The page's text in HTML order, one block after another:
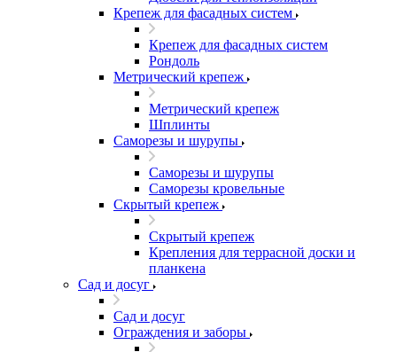
Крепеж для фасадных систем
Крепеж для фасадных систем
Рондоль
Метрический крепеж
Метрический крепеж
Шплинты
Саморезы и шурупы
Саморезы и шурупы
Саморезы кровельные
Скрытый крепеж
Скрытый крепеж
Крепления для террасной доски и
планкена
Сад и досуг
Сад и досуг
Ограждения и заборы